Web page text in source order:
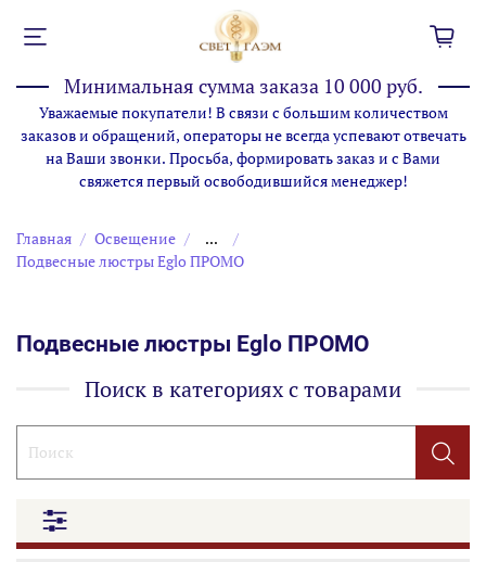
Минимальная сумма заказа 10 000 руб.
Уважаемые покупатели! В связи с большим количеством
заказов и обращений, операторы не всегда успевают отвечать
на Ваши звонки. Просьба, формировать заказ и с Вами
свяжется первый освободившийся менеджер!
Главная Освещение
...
Подвесные люстры Eglo ПРОМО
Подвесные люстры Eglo ПРОМО
Поиск в категориях с товарами